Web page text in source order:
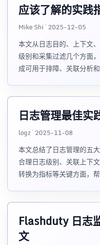
应该了解的实践
Mike Shi · 2025-12-05
本文从日志目的、上下文
级别和采集过滤几个方面
成可用于排障、关联分析
日志管理最佳实
logz · 2025-11-08
本文总结了日志管理的五
合理日志级别、关联上下
转换为指标等关键方面，
Flashduty 日志
文